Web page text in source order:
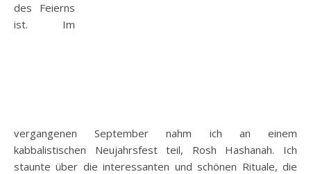
des Feierns
ist. Im
vergangenen September nahm ich an einem
kabbalistischen Neujahrsfest teil, Rosh Hashanah. Ich
staunte über die interessanten und schönen Rituale, die